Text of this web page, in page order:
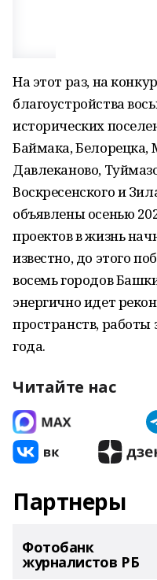
На этот раз, на
благоустройства
исторических
Баймака, Белорецка,
Давлеканово,
Воскресенского и
объявлены осенью
проектов в жизнь
известно, до этого
восемь городов
энергично идет
пространств, работы
года.
Читайте нас
Партнеры
Фотобанк
журналистов РБ